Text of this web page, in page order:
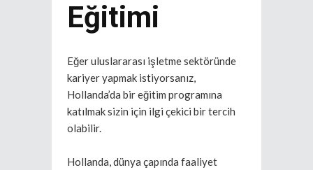
Eğitimi
Eğer uluslararası işletme sektöründe
kariyer yapmak istiyorsanız,
Hollanda’da bir eğitim programına
katılmak sizin için ilgi çekici bir tercih
olabilir.
Hollanda, dünya çapında faaliyet